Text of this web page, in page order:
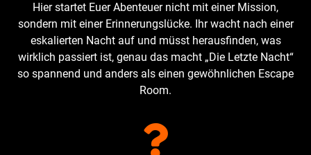
Hier startet Euer Abenteuer nicht mit einer Mission,
sondern mit einer Erinnerungslücke. Ihr wacht nach einer
eskalierten Nacht auf und müsst herausfinden, was
wirklich passiert ist, genau das macht „Die Letzte Nacht“
so spannend und anders als einen gewöhnlichen Escape
Room.